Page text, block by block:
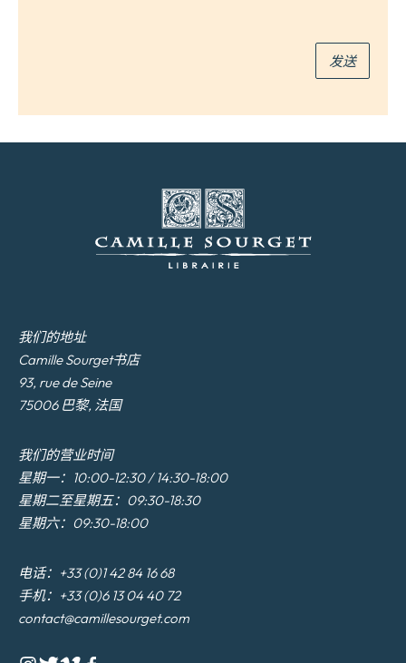
发送
我们的地址
Camille Sourget书店
93, rue de Seine
75006 巴黎, 法国
我们的营业时间
星期一：10:00-12:30 / 14:30-18:00
星期二至星期五：09:30-18:30
星期六：09:30-18:00
电话：+33 (0)1 42 84 16 68
手机：+33 (0)6 13 04 40 72
contact@camillesourget.com